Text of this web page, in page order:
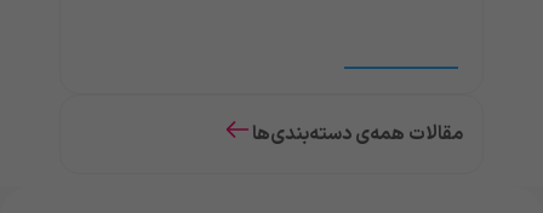
مقالات همه‌ی دسته‌بندی‌ها